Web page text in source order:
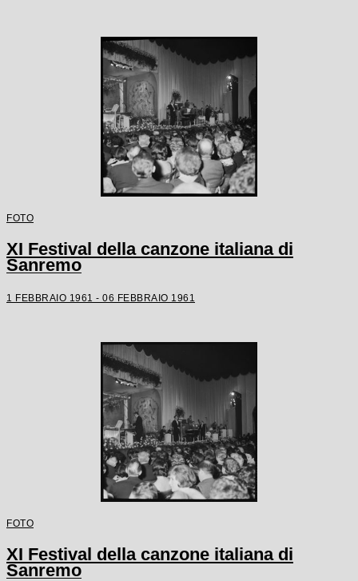
FOTO
XI Festival della canzone italiana di
Sanremo
1 FEBBRAIO 1961 - 06 FEBBRAIO 1961
FOTO
XI Festival della canzone italiana di
Sanremo